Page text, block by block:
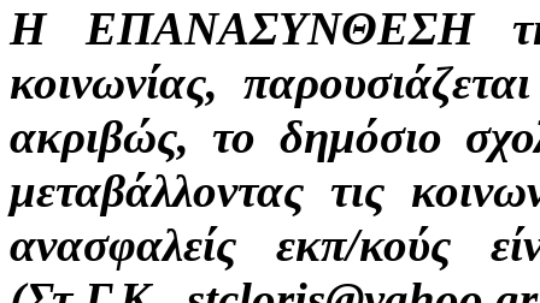
Η ΕΠΑΝΑΣΥΝΘΕΣΗ της
κοινωνίας,
ακριβώς, το δημόσιο
μεταβάλλοντας τις
ανασφαλείς εκπ/κούς